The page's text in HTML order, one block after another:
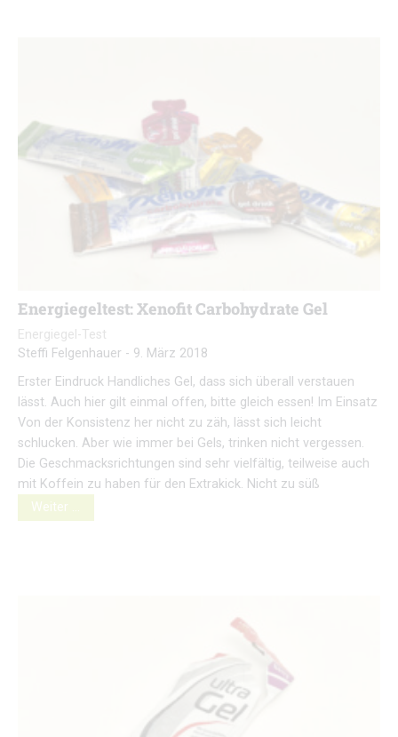
Energiegeltest: Xenofit Carbohydrate Gel
Energiegel-Test
Steffi Felgenhauer - 9. März 2018
Erster Eindruck Handliches Gel, dass sich überall verstauen
lässt. Auch hier gilt einmal offen, bitte gleich essen! Im Einsatz
Von der Konsistenz her nicht zu zäh, lässt sich leicht
schlucken. Aber wie immer bei Gels, trinken nicht vergessen.
Die Geschmacksrichtungen sind sehr vielfältig, teilweise auch
mit Koffein zu haben für den Extrakick. Nicht zu süß
Weiter …